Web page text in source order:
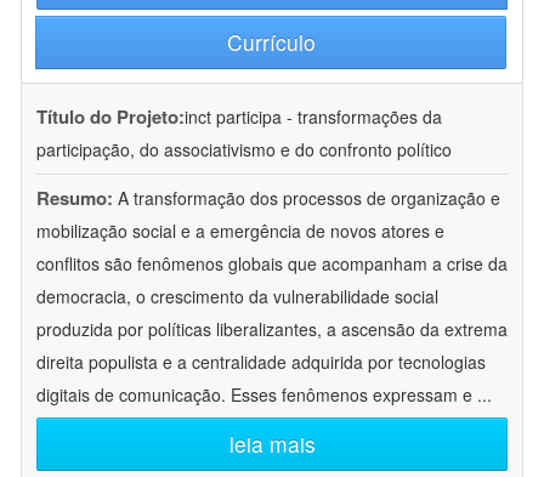
Currículo
Título do Projeto:inct participa - transformações da
participação, do associativismo e do confronto político
Resumo: A transformação dos processos de organização e
mobilização social e a emergência de novos atores e
conflitos são fenômenos globais que acompanham a crise da
democracia, o crescimento da vulnerabilidade social
produzida por políticas liberalizantes, a ascensão da extrema
direita populista e a centralidade adquirida por tecnologias
digitais de comunicação. Esses fenômenos expressam e ...
leia mais